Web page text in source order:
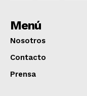
Menú
Nosotros
Contacto
Prensa